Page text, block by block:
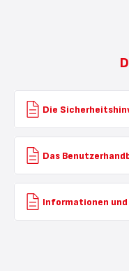
Die
Das
Informationen